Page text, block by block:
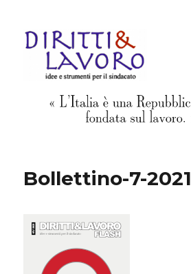
Diritti & Lavoro
Bollettino-7-2021